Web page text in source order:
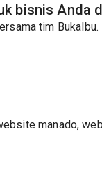
bisnis Anda
tim
manado,